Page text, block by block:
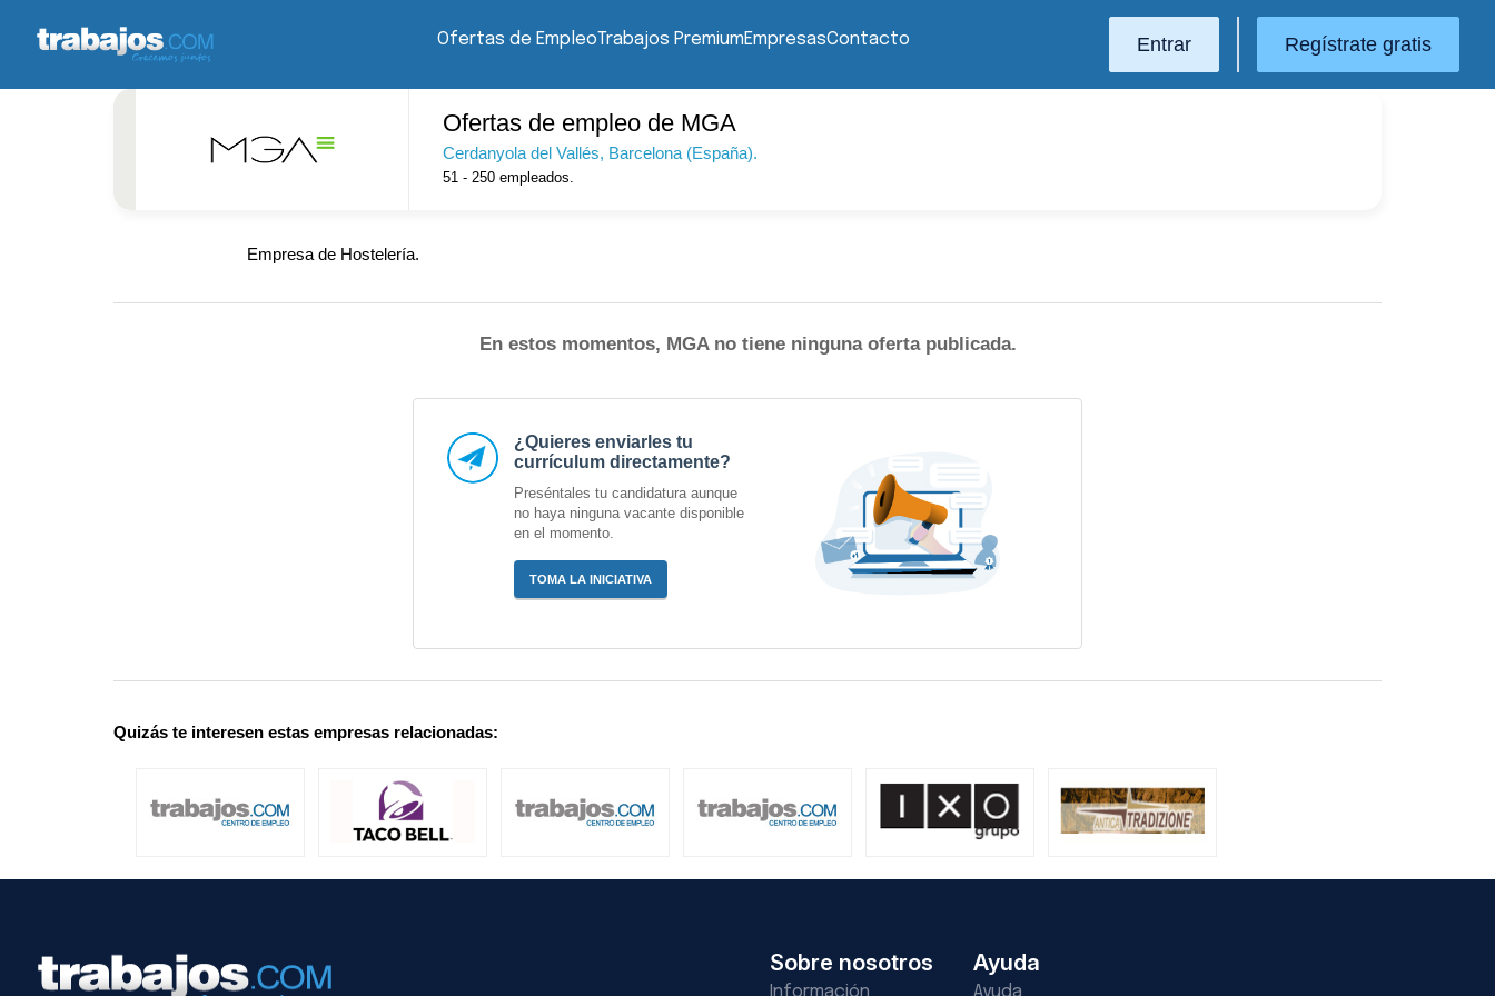
Ofertas de EmpleoTrabajos PremiumEmpresasContacto Entrar Regístrate gratis
Ofertas de empleo de MGA
Cerdanyola del Vallés, Barcelona (España).
51 - 250 empleados.
Empresa de Hostelería.
En estos momentos, MGA no tiene ninguna oferta publicada.
¿Quieres enviarles tu
currículum directamente?
Preséntales tu candidatura aunque
no haya ninguna vacante disponible
en el momento.
TOMA LA INICIATIVA
Quizás te interesen estas empresas relacionadas:
Sobre nosotros
Información
Ayuda
Ayuda